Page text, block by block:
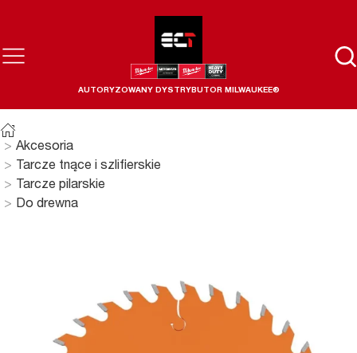
AUTORYZOWANY DYSTRYBUTOR MILWAUKEE®
Akcesoria
Tarcze tnące i szlifierskie
Tarcze pilarskie
Do drewna